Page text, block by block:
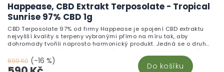
Happease, CBD Extrakt Terposolate - Tropical
Sunrise 97% CBD 1g
699 Kč (-16 %)
Do košíku
CBD Terposolate 97% od firmy Happease je spojení CBD extraktu
nejvyšší kvality s terpeny vybranými přímo na míru tak, aby
dohromady tvořili naprosto harmonický produkt. Jedná se o druh
koncentrátu, který se podobá většímu krystalu a není tak tvrdý, jak
by se na první pohled zdálo. Tropical Sunrise Poznejte Tropical
Sunrise, jedinečnou směs s převládajícím terpenem myrcen, který